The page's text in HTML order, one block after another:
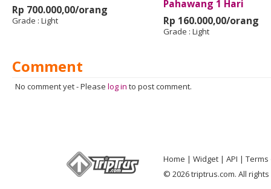
Rp 700.000,00/orang
Grade : Light
Pahawang 1 Hari
Rp 160.000,00/orang
Grade : Light
Comment
No comment yet-Please log in to post comment.
Home Widget API
Terms
© 2026 triptrus.com. All